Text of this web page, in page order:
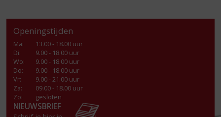
Openingstijden
Ma:
13.00 - 18.00 uur
Di:
9.00 - 18.00 uur
Wo:
9.00 - 18.00 uur
Do:
9.00 - 18.00 uur
Vr:
9.00 - 21.00 uur
Za:
09.00 - 18.00 uur
Zo:
gesloten
NIEUWSBRIEF